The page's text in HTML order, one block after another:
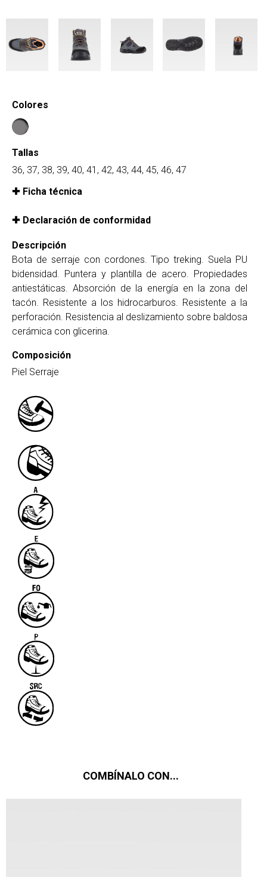
Colores
Tallas
36, 37, 38, 39, 40, 41, 42, 43, 44, 45, 46, 47
Ficha técnica
Declaración de conformidad
Descripción
Bota de serraje con cordones. Tipo treking. Suela PU
bidensidad. Puntera y plantilla de acero. Propiedades
antiestáticas. Absorción de la energía en la zona del
tacón. Resistente a los hidrocarburos. Resistente a la
perforación. Resistencia al deslizamiento sobre baldosa
cerámica con glicerina.
Composición
Piel Serraje
COMBÍNALO CON...